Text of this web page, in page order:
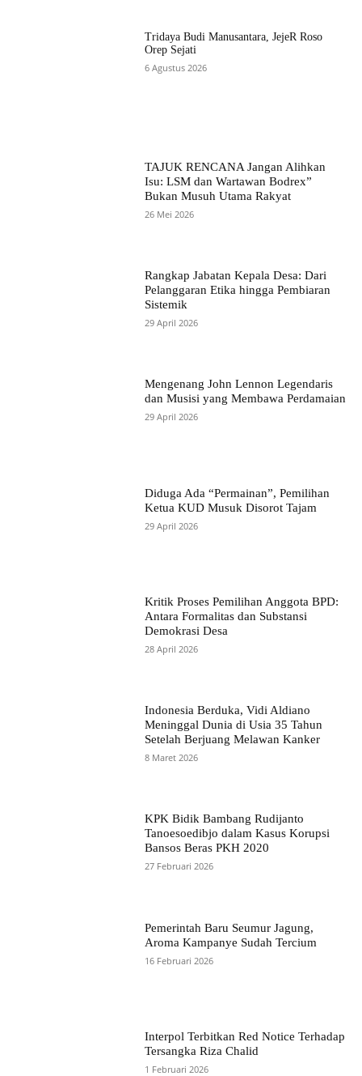
Tridaya Budi Manusantara, JejeR Roso
Orep Sejati
6 Agustus 2026
TAJUK RENCANA Jangan Alihkan
Isu: LSM dan Wartawan Bodrex”
Bukan Musuh Utama Rakyat
26 Mei 2026
Rangkap Jabatan Kepala Desa: Dari
Pelanggaran Etika hingga Pembiaran
Sistemik
29 April 2026
Mengenang John Lennon Legendaris
dan Musisi yang Membawa Perdamaian
29 April 2026
Diduga Ada “Permainan”, Pemilihan
Ketua KUD Musuk Disorot Tajam
29 April 2026
Kritik Proses Pemilihan Anggota BPD:
Antara Formalitas dan Substansi
Demokrasi Desa
28 April 2026
Indonesia Berduka, Vidi Aldiano
Meninggal Dunia di Usia 35 Tahun
Setelah Berjuang Melawan Kanker
8 Maret 2026
KPK Bidik Bambang Rudijanto
Tanoesoedibjo dalam Kasus Korupsi
Bansos Beras PKH 2020
27 Februari 2026
Pemerintah Baru Seumur Jagung,
Aroma Kampanye Sudah Tercium
16 Februari 2026
Interpol Terbitkan Red Notice Terhadap
Tersangka Riza Chalid
1 Februari 2026